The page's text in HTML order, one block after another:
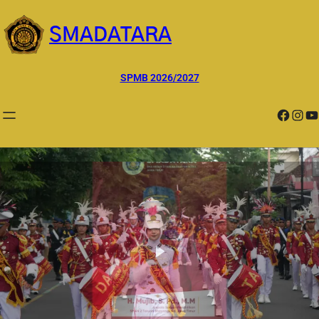
ke
konten
SMADATARA
SPMB 2026/2027
Facebook InstagramYouTube